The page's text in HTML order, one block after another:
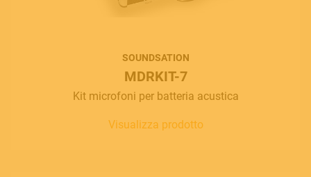
SOUNDSATION
MDRKIT-7
Kit microfoni per batteria acustica
Visualizza prodotto